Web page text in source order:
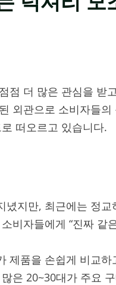
점 더 많은 관심을 받
외관으로 소비자들
떠오르고 있습니다.
지만, 최근에는 정교
비자들에게 “진짜
제품을 손쉽게 비교
은 20~30대가 주요